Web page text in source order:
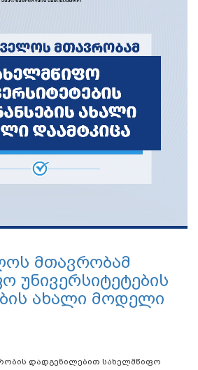
მთავრობამ
უნივერსიტეტების
ახალი მოდელი
დადგენილებით სახელმწიფო